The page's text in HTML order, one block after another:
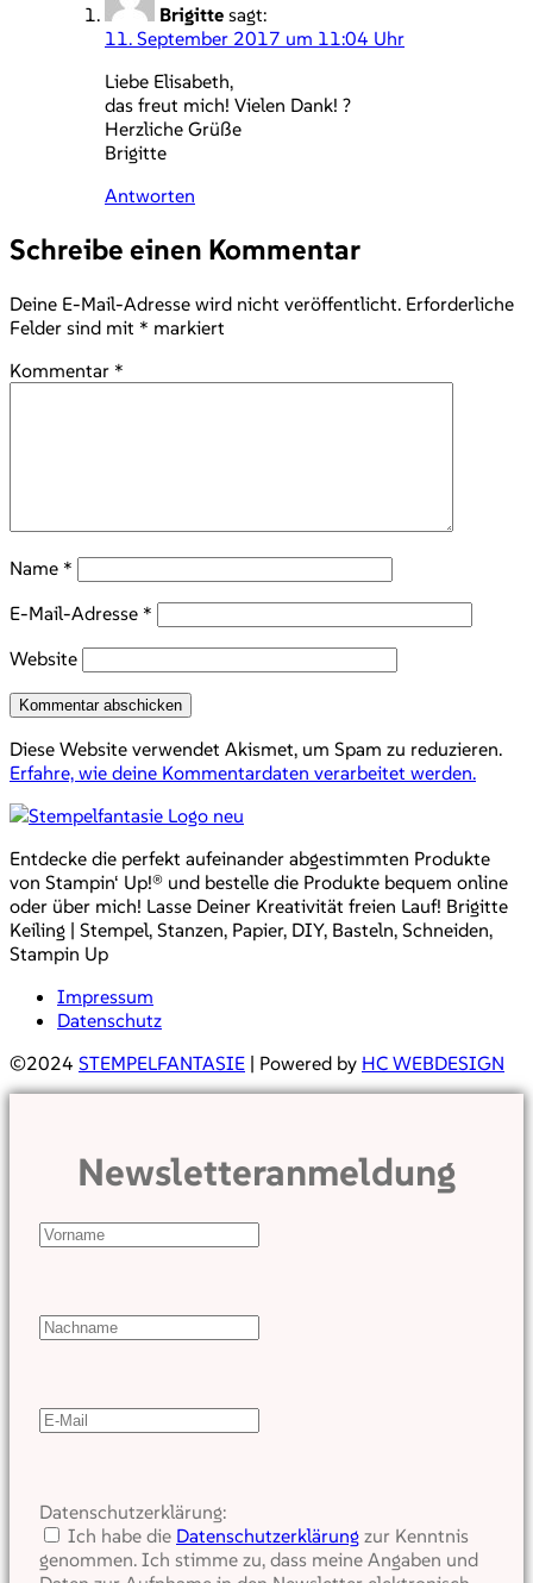
Brigitte sagt:
11. September 2017 um 11:04 Uhr
Liebe Elisabeth,
das freut mich! Vielen Dank! ?
Herzliche Grüße
Brigitte
Antworten
Schreibe einen Kommentar
Deine E-Mail-Adresse wird nicht veröffentlicht. Erforderliche
Felder sind mit * markiert
Kommentar *
Name *
E-Mail-Adresse *
Website
Diese Website verwendet Akismet, um Spam zu reduzieren.
Erfahre, wie deine Kommentardaten verarbeitet werden.
Entdecke die perfekt aufeinander abgestimmten Produkte
von Stampin‘ Up!® und bestelle die Produkte bequem online
oder über mich! Lasse Deiner Kreativität freien Lauf! Brigitte
Keiling | Stempel, Stanzen, Papier, DIY, Basteln, Schneiden,
Stampin Up
Impressum
Datenschutz
©2024 STEMPELFANTASIE | Powered by HC WEBDESIGN
Newsletteranmeldung
Datenschutzerklärung:
Ich habe die Datenschutzerklärung zur Kenntnis
genommen. Ich stimme zu, dass meine Angaben und